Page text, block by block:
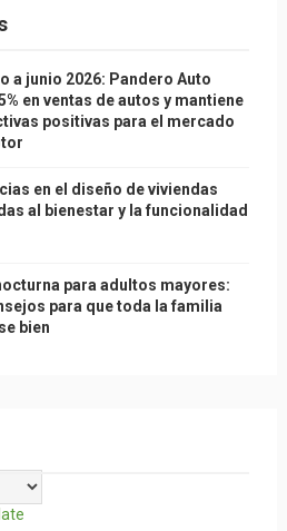
a junio 2026: Pandero Auto
en ventas de autos y mantiene
positivas para el mercado
en el diseño de viviendas
al bienestar y la funcionalidad
para adultos mayores:
para que toda la familia
bien